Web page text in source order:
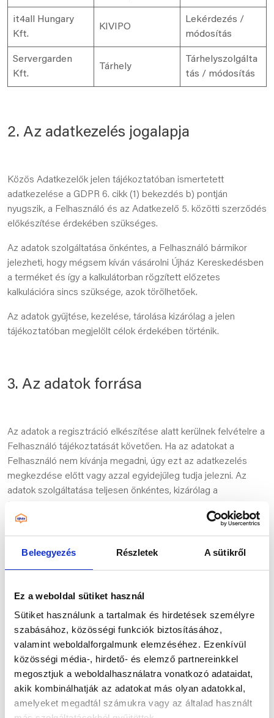
Beleegyezés Részletek A sütikről
Ez a weboldal sütiket használ
Sütiket használunk a tartalmak és hirdetések személyre
szabásához, közösségi funkciók biztosításához,
valamint weboldalforgalmunk elemzéséhez. Ezenkívül
közösségi média-, hirdető- és elemző partnereinkkel
megosztjuk a weboldalhasználatra vonatkozó adataidat,
akik kombinálhatják az adatokat más olyan adatokkal,
amelyeket megadtál számukra vagy az általad használt
it4all Hungary
Kft.
KIVIPO
Lekérdezés /
módosítás
Servergarden
Kft.
Tárhely
Tárhelyszolgálta
tás / módosítás
2. Az adatkezelés jogalapja
Közös Adatkezelők jelen tájékoztatóban ismertetett
adatkezelése a GDPR 6. cikk (1) bekezdés b) pontján
nyugszik, a Felhasználó és az Adatkezelő 5. közötti szerződés
előkészítése érdekében szükséges.
Az adatok szolgáltatása önkéntes, a Felhasználó bármikor
jelezheti, hogy mégsem kíván vásárolni Újház Kereskedésben
a terméket és így a kalkulátorban rögzített előzetes
kalkulációra sincs szüksége, azok törölhetőek.
Az adatok gyűjtése, kezelése, tárolása kizárólag a jelen
tájékoztatóban megjelölt célok érdekében történik.
3. Az adatok forrása
Az adatok a regisztráció elkészítése alatt kerülnek felvételre a
Felhasználó tájékoztatását követően. Ha az adatokat a
Felhasználó nem kívánja megadni, úgy ezt az adatkezelés
megkezdése előtt vagy azzal egyidejűleg tudja jelezni. Az
adatok szolgáltatása teljesen önkéntes, kizárólag a
szolgálja.
4. Az adatokhoz történő hozzáférés,
tárolás
Közös Adatkezelők különös gondot fordítanak arra, hogy a
felvett, megadott adatokhoz kizárólag az adott feladat
ellátásáért felelős szervezeti egységek jogosultsággal
rendelkező munkatársai, megbízottjai, adott esetben
adatfeldolgozói férjenek hozzá.